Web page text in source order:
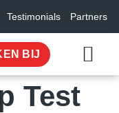
Testimonials Partners
BIJ
Test